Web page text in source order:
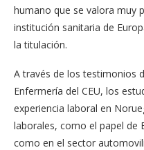
humano que se valora muy
institución sanitaria de
la titulación.
A través de los testimonios
Enfermería del CEU, los
experiencia laboral en
laborales, como el papel de
como en el sector